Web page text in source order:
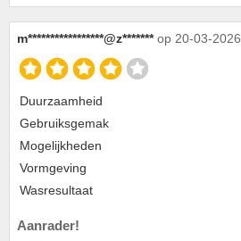
m*****************@z******* op 20-03-2026
Duurzaamheid
Gebruiksgemak
Mogelijkheden
Vormgeving
Wasresultaat
Aanrader!